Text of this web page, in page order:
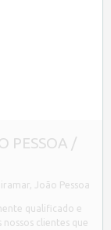
PESSOA /
João Pessoa
qualificado e
clientes que